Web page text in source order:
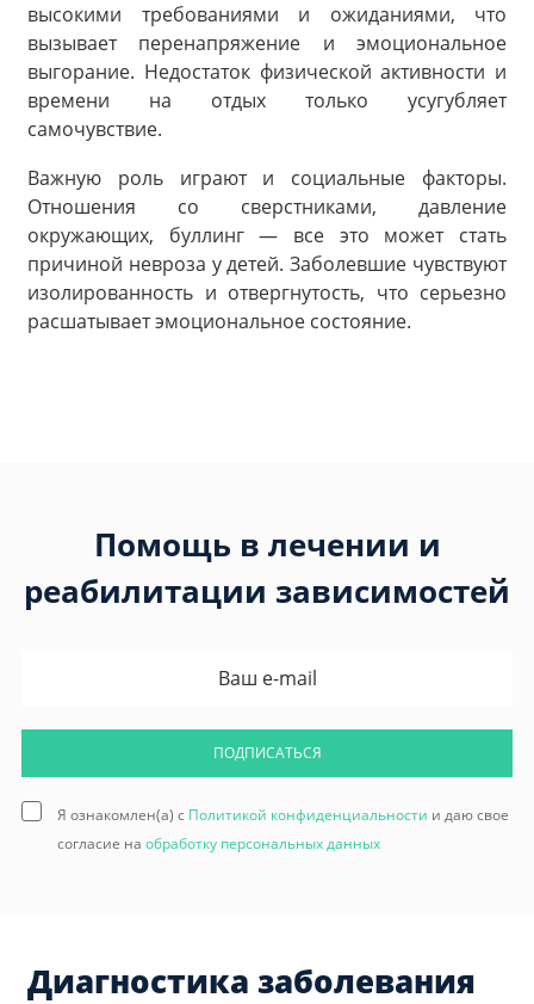
высокими требованиями и ожиданиями, что
вызывает перенапряжение и эмоциональное
выгорание. Недостаток физической активности и
времени на отдых только усугубляет
самочувствие.
Важную роль играют и социальные факторы.
Отношения со сверстниками, давление
окружающих, буллинг — все это может стать
причиной невроза у детей. Заболевшие чувствуют
изолированность и отвергнутость, что серьезно
расшатывает эмоциональное состояние.
Помощь в лечении и
реабилитации зависимостей
ПОДПИСАТЬСЯ
Я ознакомлен(а) с Политикой конфиденциальности и даю свое
согласие на обработку персональных данных
Диагностика заболевания